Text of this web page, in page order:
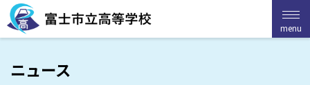
Skip
to
content
ニュース
menu
menu